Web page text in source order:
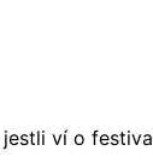
ví o